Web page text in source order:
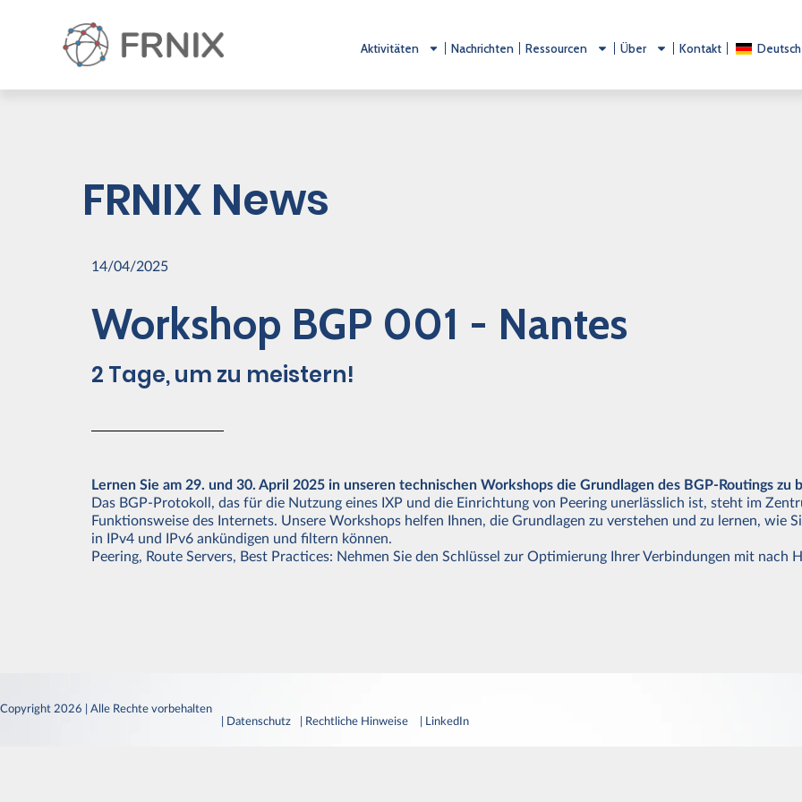
Aktivitäten Nachrichten Ressourcen Über Kontakt Deutsch
FRNIX News
14/04/2025
Workshop BGP 001 - Nantes
2 Tage, um zu meistern!
Lernen Sie am 29. und 30. April 2025 in unseren technischen Workshops die Grundlagen des BGP-Routings zu
Das BGP-Protokoll, das für die Nutzung eines IXP und die Einrichtung von Peering unerlässlich ist, steht im
Funktionsweise des Internets. Unsere Workshops helfen Ihnen, die Grundlagen zu verstehen und zu lernen, wie
in IPv4 und IPv6 ankündigen und filtern können.
Peering, Route Servers, Best Practices: Nehmen Sie den Schlüssel zur Optimierung Ihrer Verbindungen mit nach
Copyright 2026 | Alle Rechte vorbehalten
| Datenschutz
| Rechtliche Hinweise | LinkedIn